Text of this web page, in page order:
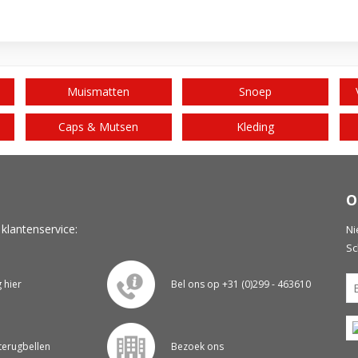
Muismatten Snoep
Caps & Mutsen Kleding
hier Bel ons op +31 (0)299 - 463610
Bezoek ons